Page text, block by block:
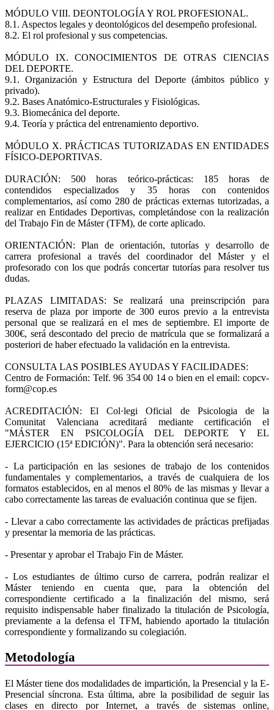
MÓDULO VIII. DEONTOLOGÍA Y ROL PROFESIONAL.
8.1. Aspectos legales y deontológicos del desempeño profesional.
8.2. El rol profesional y sus competencias.
MÓDULO IX. CONOCIMIENTOS DE OTRAS CIENCIAS
DEL DEPORTE.
9.1. Organización y Estructura del Deporte (ámbitos público y
privado).
9.2. Bases Anatómico-Estructurales y Fisiológicas.
9.3. Biomecánica del deporte.
9.4. Teoría y práctica del entrenamiento deportivo.
MÓDULO X. PRÁCTICAS TUTORIZADAS EN ENTIDADES
FÍSICO-DEPORTIVAS.
DURACIÓN: 500 horas teórico-prácticas: 185 horas de
contendidos especializados y 35 horas con contenidos
complementarios, así como 280 de prácticas externas tutorizadas, a
realizar en Entidades Deportivas, completándose con la realización
del Trabajo Fin de Máster (TFM), de corte aplicado.
ORIENTACIÓN: Plan de orientación, tutorías y desarrollo de
carrera profesional a través del coordinador del Máster y el
profesorado con los que podrás concertar tutorías para resolver tus
dudas.
PLAZAS LIMITADAS: Se realizará una preinscripción para
reserva de plaza por importe de 300 euros previo a la entrevista
personal que se realizará en el mes de septiembre. El importe de
300€, será descontado del precio de matrícula que se formalizará a
posteriori de haber efectuado la validación en la entrevista.
CONSULTA LAS POSIBLES AYUDAS Y FACILIDADES:
Centro de Formación: Telf. 96 354 00 14 o bien en el email: copcv-
form@cop.es
ACREDITACIÓN: El Col·legi Oficial de Psicologia de la
Comunitat Valenciana acreditará mediante certificación el
"MÁSTER EN PSICOLOGÍA DEL DEPORTE Y EL
EJERCICIO (15ª EDICIÓN)". Para la obtención será necesario:
- La participación en las sesiones de trabajo de los contenidos
fundamentales y complementarios, a través de cualquiera de los
formatos establecidos, en al menos el 80% de las mismas y llevar a
cabo correctamente las tareas de evaluación continua que se fijen.
- Llevar a cabo correctamente las actividades de prácticas prefijadas
y presentar la memoria de las prácticas.
- Presentar y aprobar el Trabajo Fin de Máster.
- Los estudiantes de último curso de carrera, podrán realizar el
Máster teniendo en cuenta que, para la obtención del
correspondiente certificado a la finalización del mismo, será
requisito indispensable haber finalizado la titulación de Psicología,
previamente a la defensa el TFM, habiendo aportado la titulación
correspondiente y formalizando su colegiación.
Metodología
El Máster tiene dos modalidades de impartición, la Presencial y la E-
Presencial síncrona. Esta última, abre la posibilidad de seguir las
clases en directo por Internet, a través de sistemas online,